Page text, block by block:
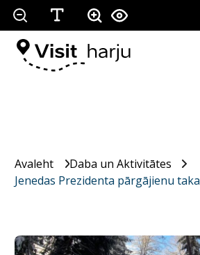
Avaleht
Daba un Aktivitātes
Jenedas Prezidenta pārgājienu taka